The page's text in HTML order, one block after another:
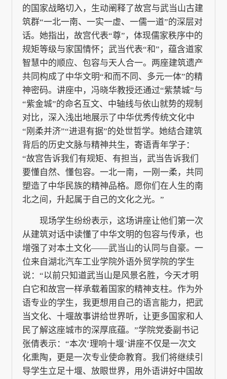
的国家战略切入，生动阐释了故宫与武当山古建
筑群“一北一南、一实一虚、一儒一道”的深层对
话。她指出，故宫代表“尊”，体现儒家秩序中的
规矩等级与家国情怀；武当代表“和”，蕴含道家
智慧中的顺应、包容与天人合一。两座建筑遗产
共同构成了中华文明“和而不同、多元一体”的精
神密码。讲座中，冯晓华教授还通过“紫禁城”与
“紫金城”的命名互文、中轴线与依山就势的规制
对比，深入浅出地展示了中华优秀传统文化中
“刚柔并济”“进退有据”的处世哲学。她结合建筑
背后的历史文脉与精神共生，寄语青年学子：
“故宫告诉我们有规矩、有担当，武当告诉我们
要懂自然、懂包容。一北一南，一刚一柔，共同
塑造了中华民族的精神品格。愿你们在人生的南
北之间，升起属于自己的文化之光。”
现场学生纷纷表示，这场讲座让他们第一次
从建筑对话中读懂了中华文明的包容与传承，也
增强了对本土文化——武当山的认同与自豪。一
位来自湖北汽车工业学院外语外贸学院的学生
说：“以前只知道武当山是风景名胜，今天才明
白它和故宫一样承载着国家的精神支柱。作为外
语专业的学生，我更想用自己的语言能力，把武
当文化、十堰故事讲给世界听，让更多国家和人
民了解这座城市的深厚底蕴。”学院党委副书记
张倩表示：“本次‘理响十堰’讲座不仅是一次文
化熏陶，更是一次专业使命教育。我们将继续引
导学生立足十堰、放眼世界，用外语讲好中国故